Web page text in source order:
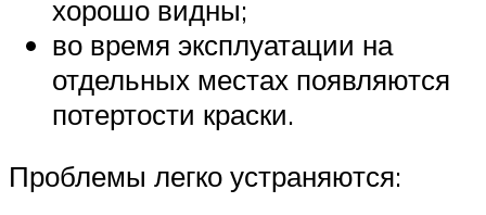
хорошо видны;
во время эксплуатации на
отдельных местах появляются
потертости краски.
Проблемы легко устраняются: